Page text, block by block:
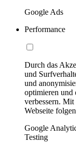
Google Ads
Performance
Durch das
und
und
optimieren und
verbessern.
Webseite
Google
Testing